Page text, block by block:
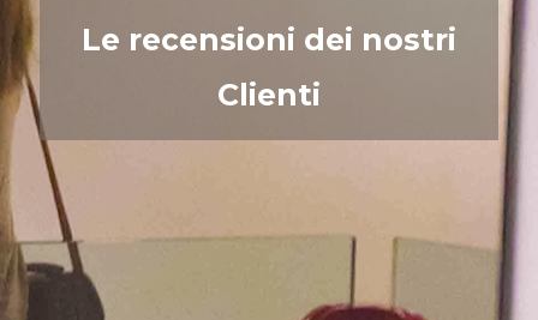
Le recensioni dei nostri
Clienti